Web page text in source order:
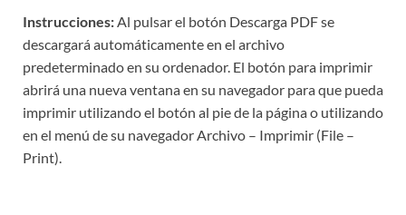
Instrucciones:Al pulsar el botón Descarga PDF se
descargará automáticamente en el archivo
predeterminado en su ordenador. El botón para imprimir
abrirá una nueva ventana en su navegador para que pueda
imprimir utilizando el botón al pie de la página o utilizando
en el menú de su navegador Archivo – Imprimir (File –
Print).